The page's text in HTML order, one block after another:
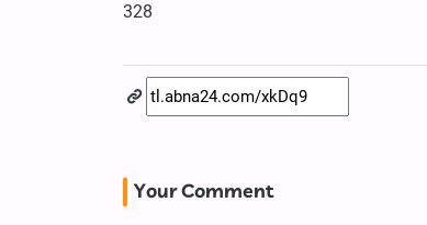
328
Your Comment